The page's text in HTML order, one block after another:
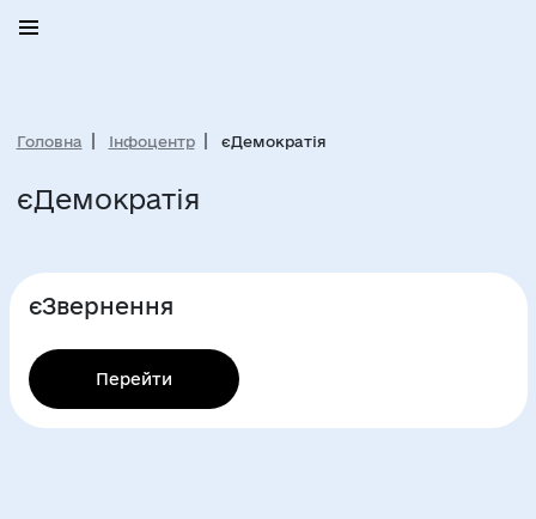
Головна Інфоцентр єДемократія
єДемократія
єЗвернення
Перейти